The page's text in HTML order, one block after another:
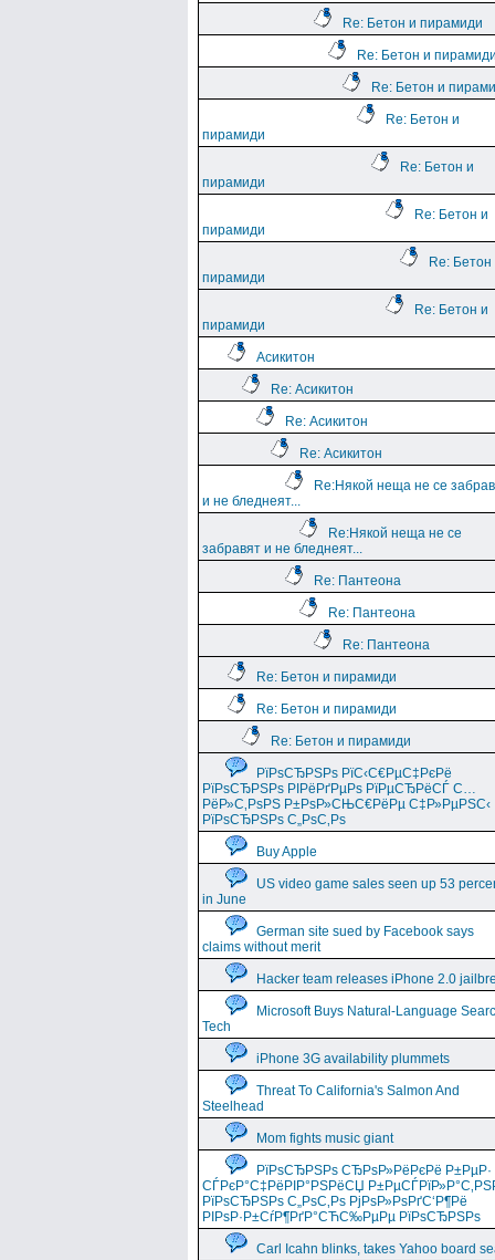
Re: Бетон и пирамиди
Re: Бетон и
Re: Бетон и
Re: Бетон и
пирамиди
Re: Бетон и
пирамиди
Re: Бетон и
пирамиди
Re: Бетон
пирамиди
Re: Бетон и
пирамиди
Асикитон
Re: Асикитон
Re: Асикитон
Re: Асикитон
Re:Някой неща не се
и не бледнеят...
Re:Някой неща не се
забравят и не бледнеят...
Re: Пантеона
Re: Пантеона
Re: Пантеона
Re: Бетон и пирамиди
Re: Бетон и пирамиди
Re: Бетон и пирамиди
РїРѕСЂРЅРѕ РїС‹С€РµС‡РєРё
РїРѕСЂРЅРѕ РІРёРґРµРѕ РїРµСЂРёСЃ С…
РёР»С‚РѕРЅ Р±РѕР»СЊС€РёРµ С‡Р»РµРЅС‹
РїРѕСЂРЅРѕ С„РѕС‚Рѕ
Buy Apple
US video game sales seen up 53
in June
German site sued by Facebook says
claims without merit
Hacker team releases iPhone 2.0
Microsoft Buys Natural-Language
Tech
iPhone 3G availability plummets
Threat To California's Salmon And
Steelhead
Mom fights music giant
РїРѕСЂРЅРѕ СЂРѕР»РёРєРё Р±РµР·
СЃРєР°С‡РёРІР°РЅРёСЏ
РїРѕСЂРЅРѕ С„РѕС‚Рѕ РјРѕР»РѕРґС‘Р¶Рё
РІРѕР·Р±СѓР¶РґР°СЋС‰РµРµ РїРѕСЂРЅРѕ
Carl Icahn blinks, takes Yahoo board